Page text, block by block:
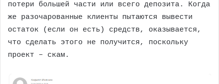
потери большей части или всего депозита. Когда
же разочарованные клиенты пытаются вывести
остаток (если он есть) средств, оказывается,
что сделать этого не получится, поскольку
проект – скам.